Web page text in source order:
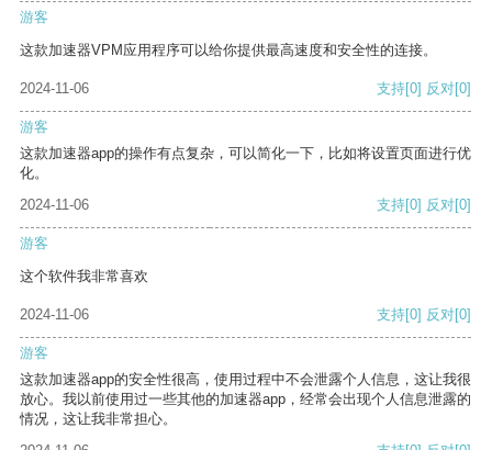
游客
这款加速器VPM应用程序可以给你提供最高速度和安全性的连接。
2024-11-06 支持[0] 反对[0]
游客
这款加速器app的操作有点复杂，可以简化一下，比如将设置页面进行优
化。
2024-11-06
支持[0] 反对[0]
游客
这个软件我非常喜欢
2024-11-06 支持[0] 反对[0]
游客
这款加速器app的安全性很高，使用过程中不会泄露个人信息，这让我很
放心。我以前使用过一些其他的加速器app，经常会出现个人信息泄露的
情况，这让我非常担心。